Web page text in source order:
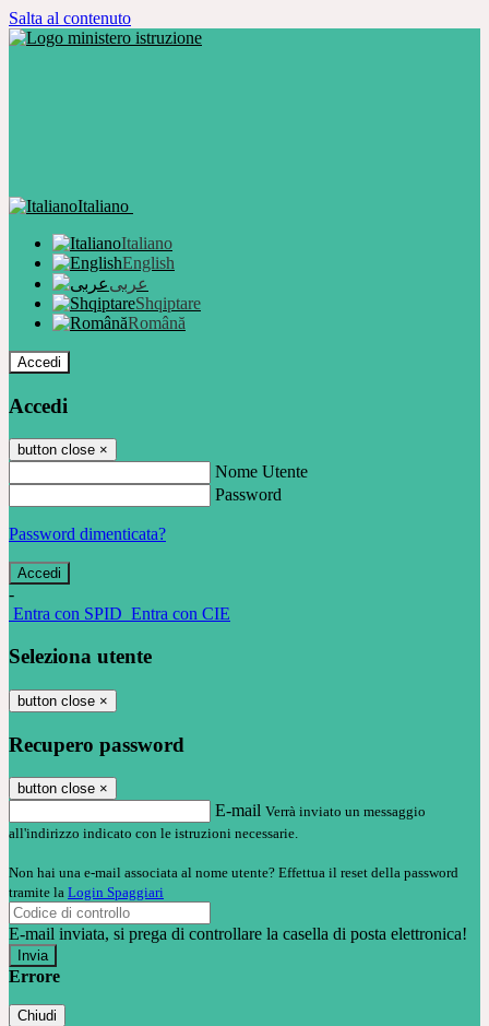
Salta al contenuto
Italiano
Italiano
English
عربى
Shqiptare
Română
Accedi
Accedi
button close ×
Nome Utente
Password
Password dimenticata?
-
Entra con SPID Entra con CIE
Seleziona utente
button close ×
Recupero password
button close ×
E-mail Verrà inviato un messaggio
all'indirizzo indicato con le istruzioni necessarie.
Non hai una e-mail associata al nome utente? Effettua il reset della password
tramite la Login Spaggiari
E-mail inviata, si prega di controllare la casella di posta elettronica!
Errore
Chiudi